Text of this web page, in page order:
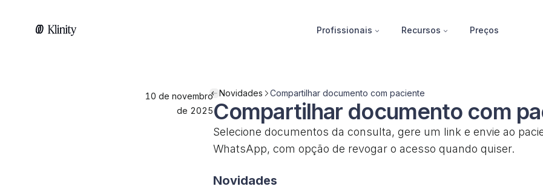
Profissionais Recursos Preços
10 de novembro
de 2025
Novidades Compartilhar documento com paciente
Compartilhar documento com
Selecione documentos da consulta, gere um link e envie ao
WhatsApp, com opção de revogar o acesso quando quiser.
Novidades